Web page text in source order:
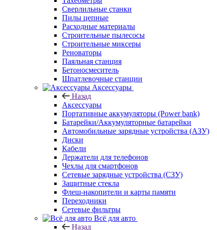
Сверлильные станки
Пилы цепные
Расходные материалы
Строительные пылесосы
Строительные миксеры
Реноваторы
Паяльная станция
Бетоносмеситель
Шпатлевочные станции
Аксессуары
Назад
Аксессуары
Портативные аккумуляторы (Power bank)
Батарейки/Аккумуляторные батарейки
Автомобильные зарядные устройства (АЗУ)
Диски
Кабели
Держатели для телефонов
Чехлы для смартфонов
Сетевые зарядные устройства (СЗУ)
Защитные стекла
Флеш-накопители и карты памяти
Переходники
Сетевые фильтры
Всё для авто
Назад